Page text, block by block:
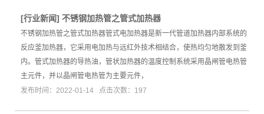
[行业新闻] 不锈钢加热管之管式加热器
不锈钢加热管之管式加热器管式电加热器是新一代管道加热器内部系统的
反应釜加热器，它采用电加热与远红外技术相结合，使热均匀地散发到釜
内。管式加热器的导热油，管状加热器的温度控制系统采用晶闸管电热管
主元件，并以晶闸管电热管为主要元件，
发布时间：2022-01-14 点击次数：197